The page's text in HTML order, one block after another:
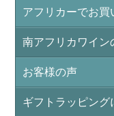
アフリカーでお買
南アフリカワイン
お客様の声
ギフトラッピング